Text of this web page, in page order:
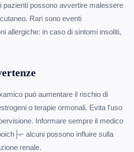
pazienti possono avvertire malessere
Rari sono eventi
allergiche: in caso di sintomi insoliti,
può aumentare il rischio di
o terapie ormonali. Evita l'uso
Informare sempre il medico
alcuni possono influire sulla
renale.